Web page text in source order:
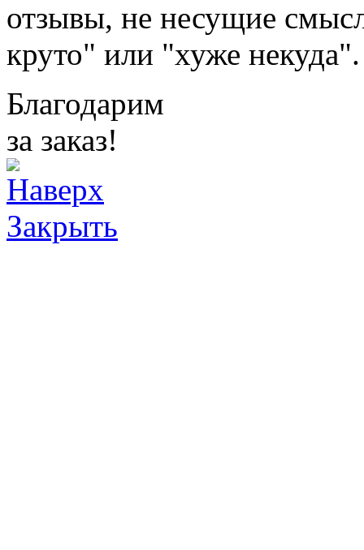
отзывы, не несущие
круто" или "хуже некуда".
Благодарим
за заказ!
Закрыть